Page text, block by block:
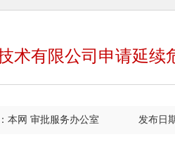
术有限公司申请延续
本网 审批服务办公室 发布日